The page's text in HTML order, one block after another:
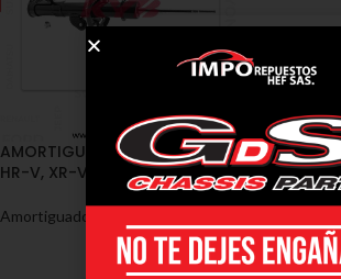
AMORTIGUADORES / HONDA /
HR-V, XR-V, VEZEL [13-19]
Amortiguadores